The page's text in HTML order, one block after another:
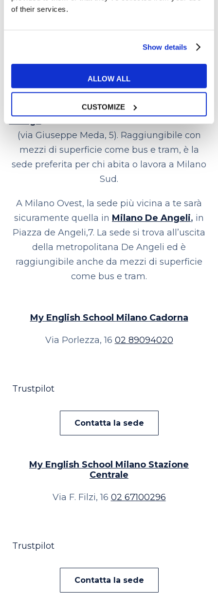
of their services.
Show details
ALLOW ALL
CUSTOMIZE
(o Sud Est),la più vicina a te sarà
sicuramente la sede di Milano Porta Romana,
in via Monte Nero, 22. La sede si trova a 400
m, 5 minuti a piedi, dalla metropolitana di
Porta Romana. Lascuoladi inglese a Milano
preferita da chi abita o lavora nei pressi dei
(via Giuseppe Meda, 5). Raggiungibile con
mezzi di superficie come bus e tram, è la
sede preferita per chi abita o lavora a Milano
Sud.
A Milano Ovest, la sede più vicina a te sarà
sicuramente quella in Milano De Angeli, in
Piazza de Angeli,7. La sede si trova all’uscita
della metropolitana De Angeli ed è
raggiungibile anche da mezzi di superficie
come bus e tram.
My English School Milano Cadorna
Via Porlezza, 16 02 89094020
Trustpilot
Contatta la sede
My English School Milano Stazione
Centrale
Via F. Filzi, 16 02 67100296
Trustpilot
Contatta la sede